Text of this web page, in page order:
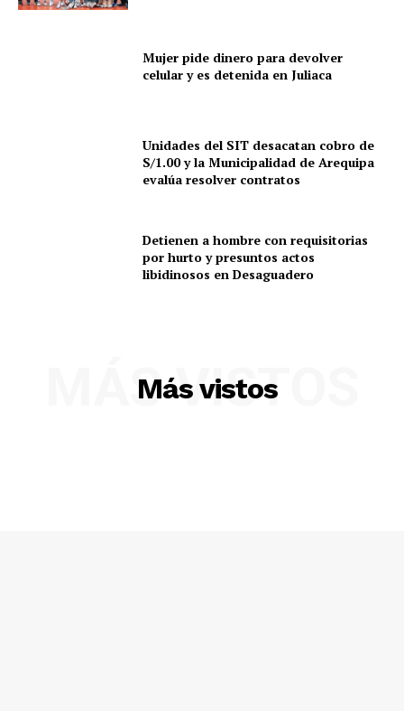
Mujer pide dinero para devolver
celular y es detenida en Juliaca
Unidades del SIT desacatan cobro de
S/1.00 y la Municipalidad de Arequipa
evalúa resolver contratos
Detienen a hombre con requisitorias
por hurto y presuntos actos
libidinosos en Desaguadero
Más vistos
MÁS VISTOS